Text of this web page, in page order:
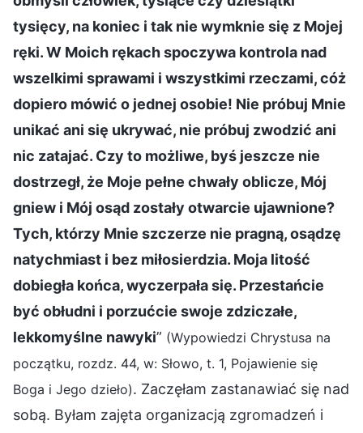
tysięcy, na koniec i tak nie wymknie się z Mojej
ręki. W Moich rękach spoczywa kontrola nad
wszelkimi sprawami i wszystkimi rzeczami, cóż
dopiero mówić o jednej osobie! Nie próbuj Mnie
unikać ani się ukrywać, nie próbuj zwodzić ani
nic zatajać. Czy to możliwe, byś jeszcze nie
dostrzegł, że Moje pełne chwały oblicze, Mój
gniew i Mój osąd zostały otwarcie ujawnione?
Tych, którzy Mnie szczerze nie pragną, osądzę
natychmiast i bez miłosierdzia. Moja litość
dobiegła końca, wyczerpała się. Przestańcie
być obłudni i porzućcie swoje zdziczałe,
lekkomyślne nawyki” (Wypowiedzi Chrystusa na
początku, rozdz. 44, w: Słowo, t. 1, Pojawienie się
Boga i Jego dzieło). Zaczęłam zastanawiać się nad
sobą. Byłam zajęta organizacją zgromadzeń i